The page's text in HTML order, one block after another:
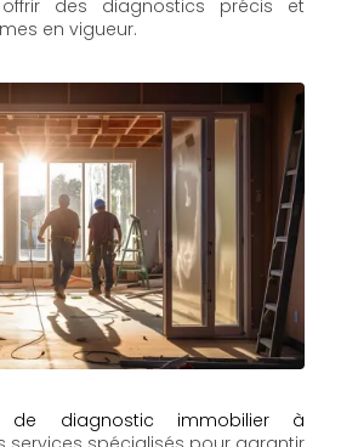
des diagnostics précis et
en vigueur.
de diagnostic immobilier à